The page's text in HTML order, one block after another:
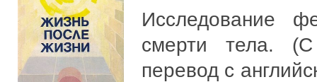
Исследование
смерти тела. (С
перевод с